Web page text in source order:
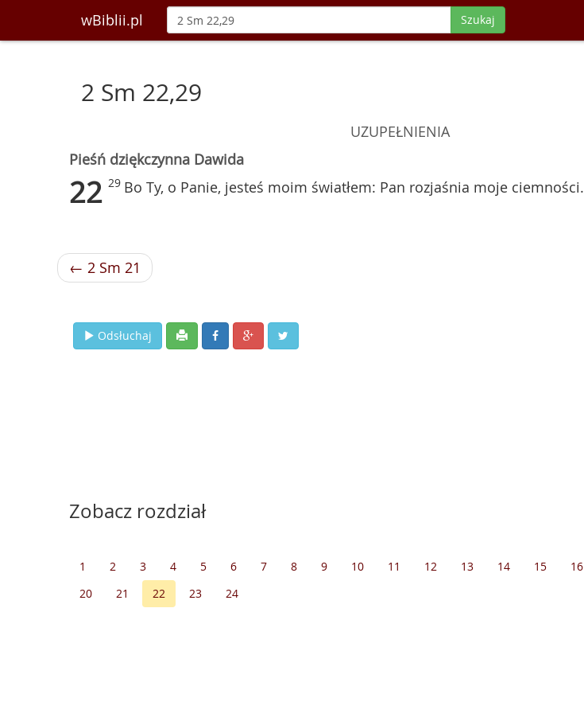
wBiblii.pl Szukaj
2 Sm 22,29
UZUPEŁNIENIA
Pieśń dziękczynna Dawida
22 29 Bo Ty, o Panie, jesteś moim światłem: Pan rozjaśnia moje ciemności.
← 2 Sm 21
Odsłuchaj
Zobacz rozdział
1 2 3 4 5 6 7 8 9 10 11 12 13 14 15 16
20
21 22 23 24